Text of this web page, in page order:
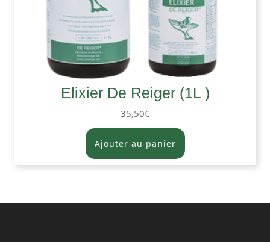
Elixier De Reiger (1L )
35,50€
Ajouter au panier